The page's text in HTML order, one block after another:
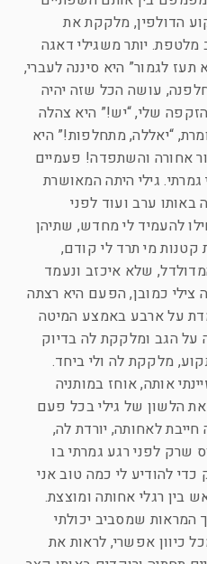
הדולפין, מלקקת את
יותר משגילי דאגה
לגמור” היא סיננה לעברי,
עושה הכל שזה יהיה
שלי, “יש!” היא צהלה
“יאללה, מתחלפות!” היא
אחורה והשתפדה! פעמיים
גילי היתה המאושרת
ערב ועוד לפני
להעמיד לי מחדש, שתיהן
קטנות מי תרד לי קודם,
שלא איכזב ונעמד
כמובן, הפעם היא רצתה
על ארבע באמצע המיטה
על הגב ומלקקת לה בדיוק
מלקקת לה ולי ביחד.
אותה, אוחז במותניה
הלשון של גילי בכל פעם
לאחותה, יורדת לה,
שרק לפני רגע גמרתי בו
להודיע לי כמה טוב אני
בין רגלי אחותה ומוצצת.
המראות שמסביב יכולתי
כיוון אפשרי, לראות את